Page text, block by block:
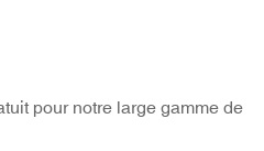
pour notre large gamme de